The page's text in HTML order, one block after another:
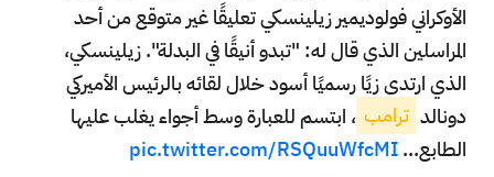
الأوكراني فولوديمير زيلينسكي تعليقًا غير متوقع من أحد
المراسلين الذي قال له: "تبدو أنيقًا في البدلة". زيلينسكي،
الذي ارتدى زيًا رسميًا أسود خلال لقائه بالرئيس الأميركي
دونالد ترامب ، ابتسم للعبارة وسط أجواء يغلب عليها
الطابع…pic.twitter.com/RSQuuWfcMI